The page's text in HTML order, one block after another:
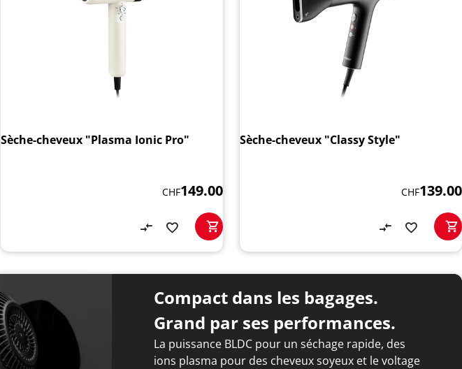
Sèche-cheveux "Plasma Ionic Pro"
CHF149.00
Sèche-cheveux "Classy Style"
CHF139.00
Compact dans les bagages.
Grand par ses performances.
La puissance BLDC pour un séchage rapide, des
ions plasma pour des cheveux soyeux et le voltage